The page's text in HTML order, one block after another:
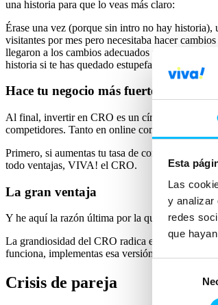
Esta
Las
y analizar
redes
que
una historia para que lo veas más claro:
Érase una vez (porque sin intro no hay
visitantes por mes pero necesitaba hacer
llegaron a los cambios adecuados y mejoraron
historia si te has quedado estupefacta).
Hace tu negocio más fuerte
Al final, invertir en CRO es un círculo vicioso
competidores. Tanto en online como en offline
Primero, si aumentas tu tasa de conversión
todo ventajas, VIVA! el CRO.
La gran ventaja
Y he aquí la razón última por la que debes
La grandiosidad del CRO radica en que
se
funciona, implementas esa versión mejorada. Y
Crisis de pareja